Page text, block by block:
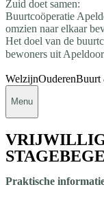
Zuid doet samen:
Buurtcoöperatie
omzien naar elkaar
Het doel van de
bewoners uit
WelzijnOuderenBuurt
Menu
Praktische